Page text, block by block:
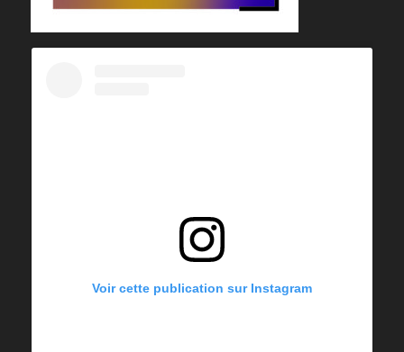
Voir cette publication sur Instagram